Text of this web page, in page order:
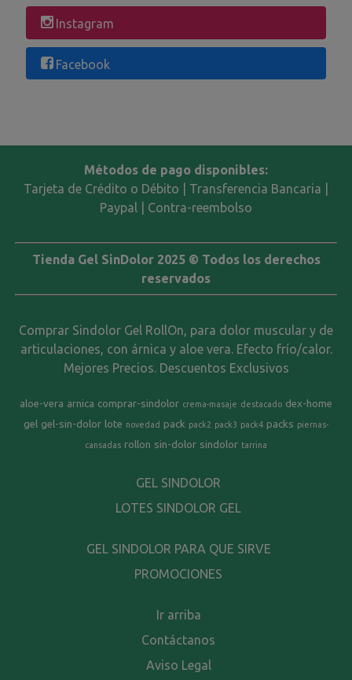
Instagram
Facebook
Métodos de pago disponibles:
Tarjeta de Crédito o Débito | Transferencia Bancaria |
Paypal | Contra-reembolso
Tienda Gel SinDolor 2025 © Todos los derechos
reservados
Comprar Sindolor Gel RollOn, para dolor muscular y de
articulaciones, con árnica y aloe vera. Efecto frío/calor.
Mejores Precios. Descuentos Exclusivos
aloe-vera arnica comprar-sindolor crema-masaje destacado dex-home
gel gel-sin-dolor lote novedad pack pack2 pack3 pack4 packs piernas-
cansadas rollon sin-dolor sindolor tarrina
GEL SINDOLOR
LOTES SINDOLOR GEL
GEL SINDOLOR PARA QUE SIRVE
PROMOCIONES
Ir arriba
Contáctanos
Aviso Legal